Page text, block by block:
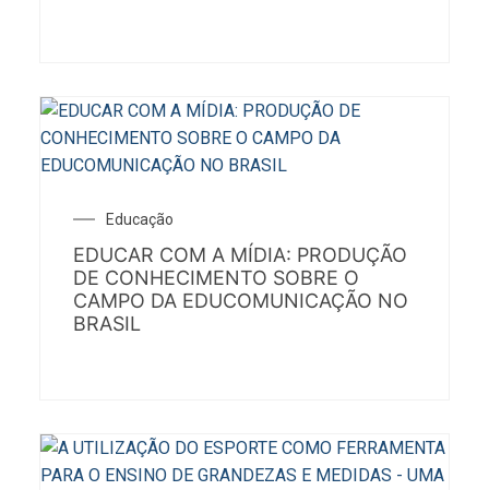
Educação
EDUCAR COM A MÍDIA: PRODUÇÃO
DE CONHECIMENTO SOBRE O
CAMPO DA EDUCOMUNICAÇÃO NO
BRASIL